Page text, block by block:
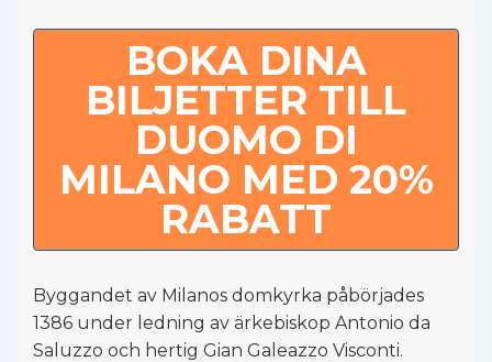
BOKA DINA
BILJETTER TILL
DUOMO DI
MILANO MED 20%
RABATT
Byggandet av Milanos domkyrka påbörjades
1386 under ledning av ärkebiskop Antonio da
Saluzzo och hertig Gian Galeazzo Visconti.